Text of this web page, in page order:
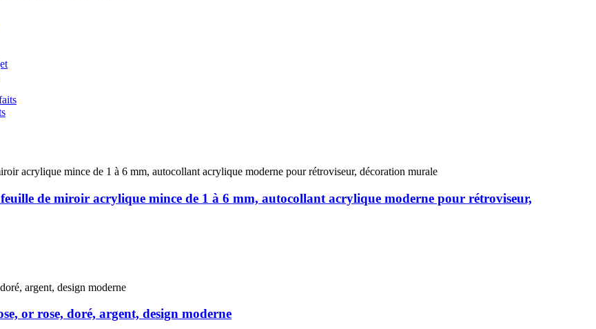
de miroir acrylique mince de 1 à 6 mm, autocollant acrylique moderne pour rétroviseur,
or rose, doré, argent, design moderne